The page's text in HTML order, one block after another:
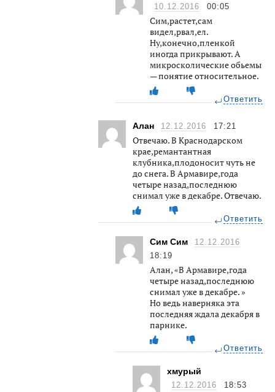
10.12.2016 00:05
Сим,растет,сам
видел,рвал,ел.
Ну,конечно,пленкой
иногда прикрывают. А
микросколические обьемы
— понятие относительное.
Ответить
Алан 12.12.2016 17:21
Отвечаю. В Краснодарском
крае,ремантантная
клубника,плодоносит чуть не
до снега. В Армавире,года
четыре назад,последнюю
снимал уже в декабре. Отвечаю.
Ответить
Сим Сим
12.12.2016
18:19
Алан, «В Армавире,года
четыре назад,последнюю
снимал уже в декабре. »
Но ведь наверняка эта
последняя ждала декабря в
парнике.
Ответить
хмурый
12.12.2016 18:53